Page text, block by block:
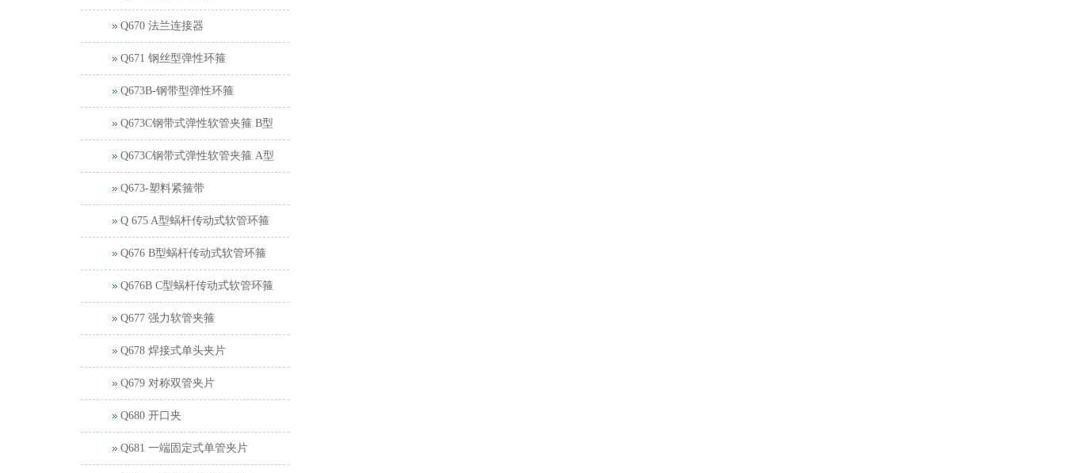
Q670 法兰连接器
Q671 钢丝型弹性环箍
Q673B-钢带型弹性环箍
Q673C钢带式弹性软管夹箍 B型
Q673C钢带式弹性软管夹箍 A型
Q673-塑料紧箍带
Q 675 A型蜗杆传动式软管环箍
Q676 B型蜗杆传动式软管环箍
Q676B C型蜗杆传动式软管环箍
Q677 强力软管夹箍
Q678 焊接式单头夹片
Q679 对称双管夹片
Q680 开口夹
Q681 一端固定式单管夹片